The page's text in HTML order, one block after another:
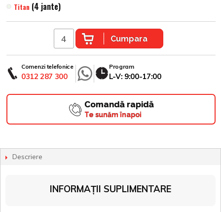
Titan (4 jante)
Cumpara
Comenzi telefonice
0312 287 300
Program
L-V: 9:00-17:00
Comandă rapidă
Te sunăm înapoi
Descriere
INFORMAȚII SUPLIMENTARE